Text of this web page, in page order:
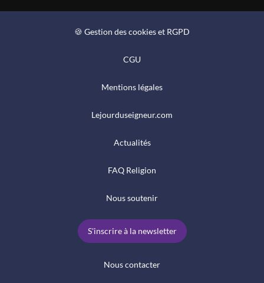
🍪 Gestion des cookies et RGPD
CGU
Mentions légales
Lejourduseigneur.com
Actualités
FAQ Religion
Nous soutenir
S'inscrire à la newsletter
Nous contacter